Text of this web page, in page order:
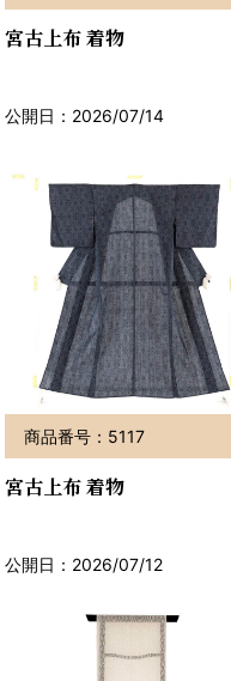
宮古上布 着物
公開日：2026/07/14
商品番号：5117
宮古上布 着物
公開日：2026/07/12